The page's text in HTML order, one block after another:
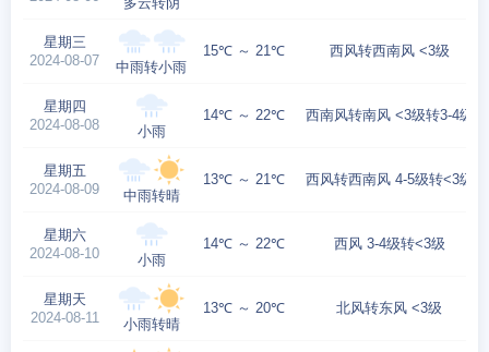
星期三
2024-08-07
中雨转小雨
15℃ ～ 21℃ 西风转西南风 <3级
星期四
2024-08-08
小雨
14℃ ～ 22℃ 西南风转南风 <3级转3-4级
星期五
2024-08-09
中雨转晴
13℃ ～ 21℃ 西风转西南风 4-5级转<3级
星期六
2024-08-10
小雨
14℃ ～ 22℃ 西风 3-4级转<3级
星期天
2024-08-11
小雨转晴
13℃ ～ 20℃ 北风转东风 <3级